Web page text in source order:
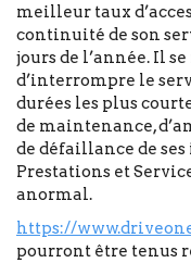
meilleur taux
continuité de son
jours de l’année. Il
d’interrompre le
durées les plus
de maintenance,
de défaillance de
Prestations et
anormal.
https://
pourront être tenus